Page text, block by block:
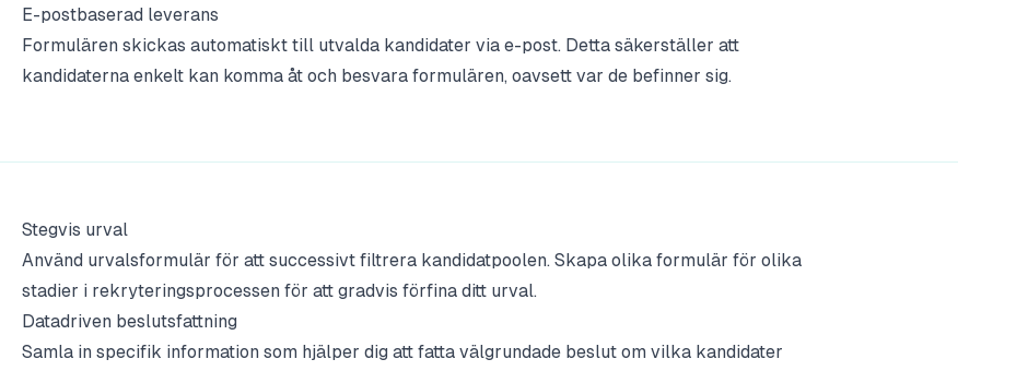
E-postbaserad leverans
Formulären skickas automatiskt till utvalda kandidater via e-post. Detta säkerställer att
kandidaterna enkelt kan komma åt och besvara formulären, oavsett var de befinner sig.
Stegvis urval
Använd urvalsformulär för att successivt filtrera kandidatpoolen. Skapa olika formulär för olika
stadier i rekryteringsprocessen för att gradvis förfina ditt urval.
Datadriven beslutsfattning
Samla in specifik information som hjälper dig att fatta välgrundade beslut om vilka kandidater